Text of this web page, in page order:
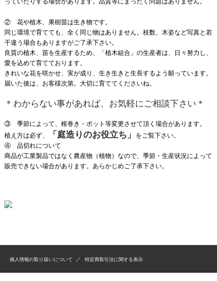
② 花や植木、果樹苗は生き物です。
同じ環境で育てても、全く同じ物はありません。枝数、木姿など写真と若
干違う場合もありますがご了承下さい。
良質の植木、苗を生産するため、「植木組合」の生産者は、日々努力し、
愛を込めて育てております。
きれいな花を咲かせ、実が成り、生き生きと生長するよう願っています。
届いた後は、お客様次第。大切に育ててくださいね。
＊わからない事があれば、お気軽にご相談下さい＊
③ 季節によって、根巻き・ポット等変更させて頂く場合があります。
植え方は必ず、
「庭造りのお役立ち」
をご覧下さい。
④ 品切れについて
商品が工業製品ではなく農産物（植物）なので、季節・生産状況によって
販売できない場合があります。あらかじめご了承下さい。
個人情報の取り扱いについて 特定商取引法に関する表示